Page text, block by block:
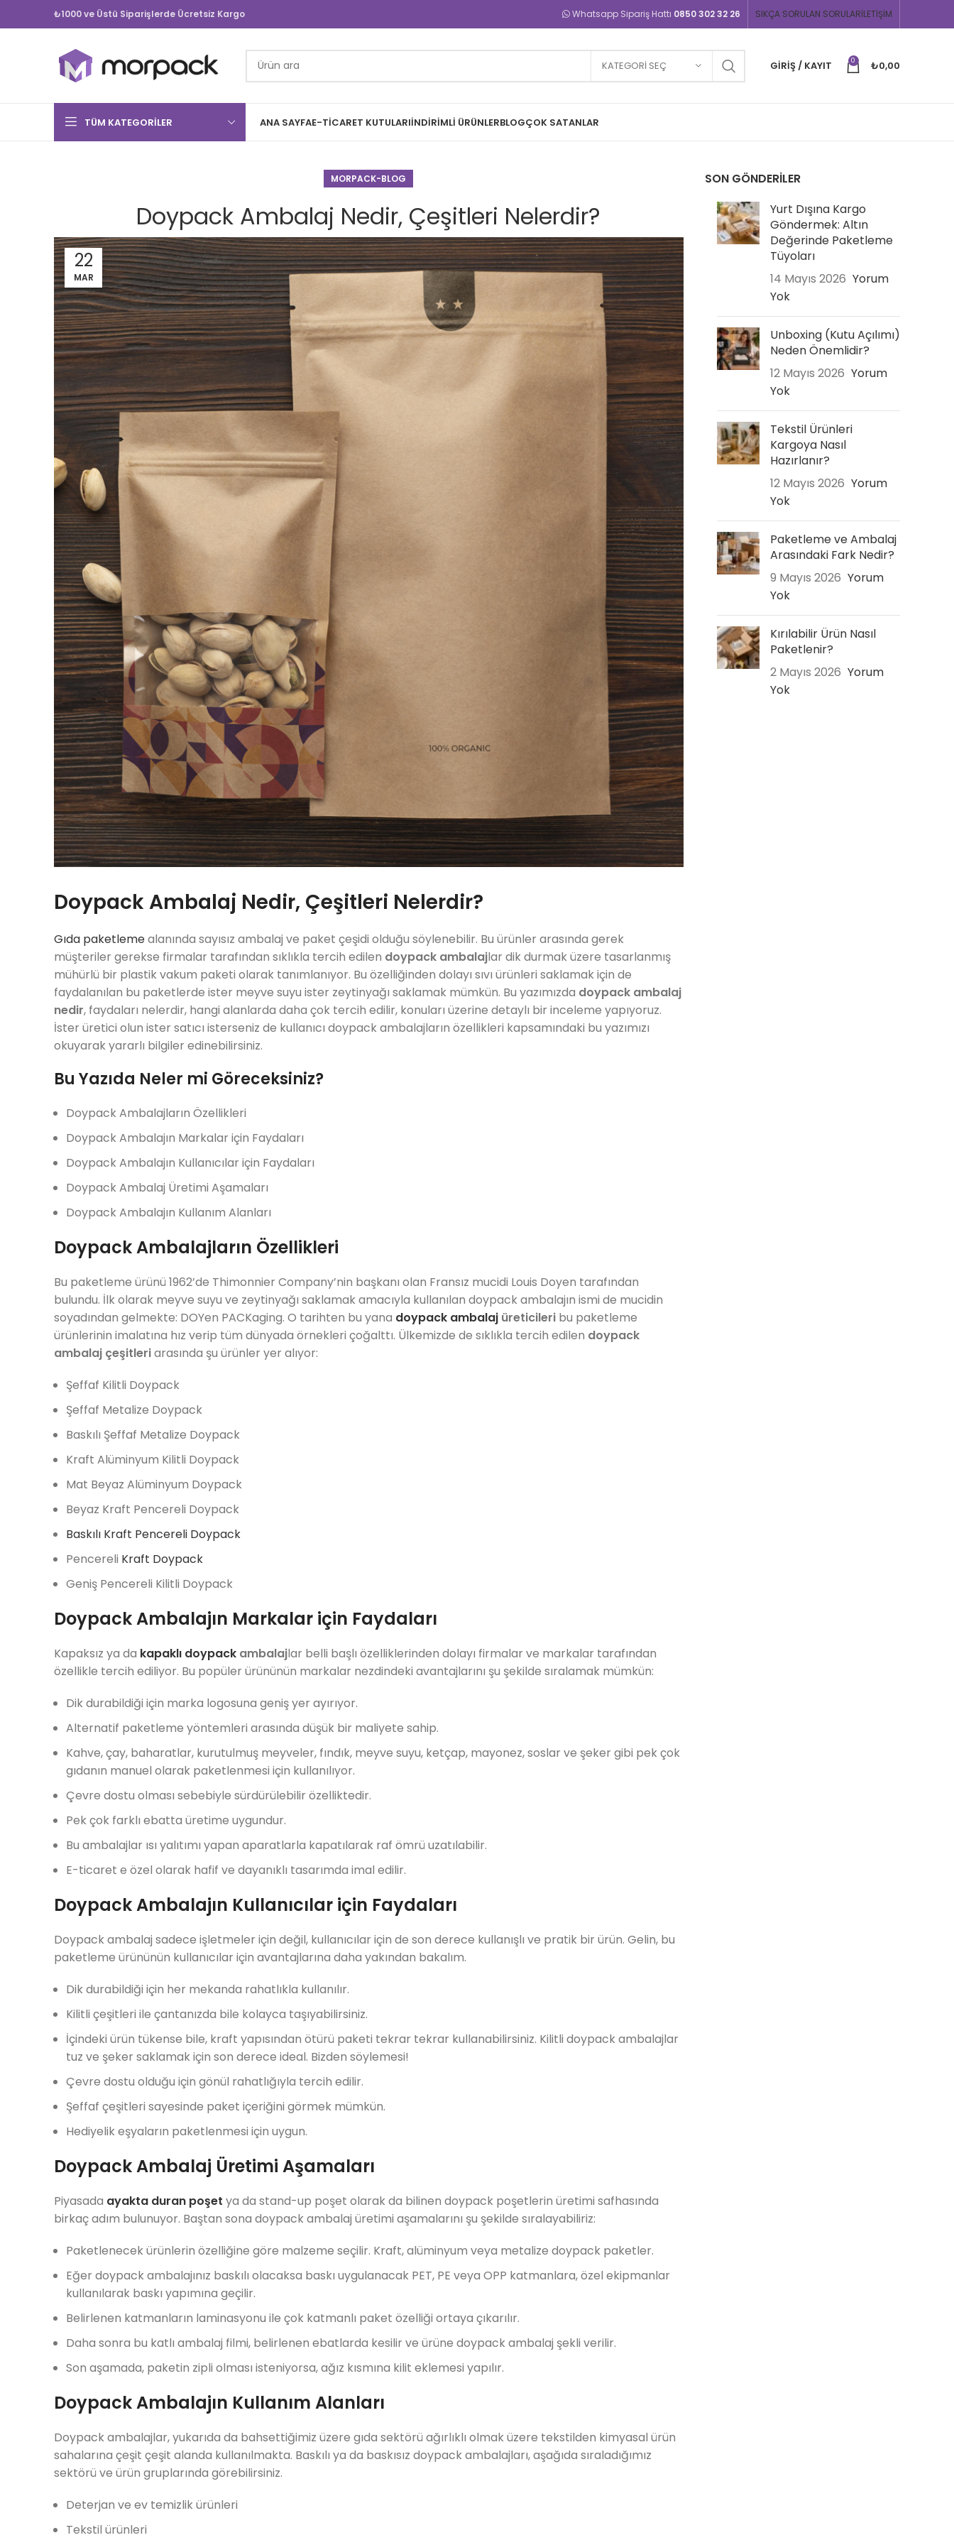
₺1000 ve Üstü Siparişlerde Ücretsiz Kargo Whatsapp Sipariş Hattı 0850 302 32 26 SIKÇA SORULAN SORULARİLETIŞIM
KATEGORI SEÇ GIRIŞ / KAYIT 0 ₺0,00
TÜM KATEGORILER ANA SAYFAE-TICARET KUTULARIİNDIRIMLI ÜRÜNLERBLOGÇOK SATANLAR
MORPACK-BLOG
Doypack Ambalaj Nedir, Çeşitleri Nelerdir?
22
MAR
Doypack Ambalaj Nedir, Çeşitleri Nelerdir?
Gıda paketlemealanında sayısız ambalaj ve paket çeşidi olduğu söylenebilir. Bu ürünler arasında gerek
müşteriler gerekse firmalar tarafından sıklıkla tercih edilen doypack ambalajlar dik durmak üzere tasarlanmış
mühürlü bir plastik vakum paketi olarak tanımlanıyor. Bu özelliğinden dolayı sıvı ürünleri saklamak için de
faydalanılan bu paketlerde ister meyve suyu ister zeytinyağı saklamak mümkün. Bu yazımızda doypack ambalaj
nedir, faydaları nelerdir, hangi alanlarda daha çok tercih edilir, konuları üzerine detaylı bir inceleme yapıyoruz.
İster üretici olun ister satıcı isterseniz de kullanıcı doypack ambalajların özellikleri kapsamındaki bu yazımızı
okuyarak yararlı bilgiler edinebilirsiniz.
Bu Yazıda Neler mi Göreceksiniz?
Doypack Ambalajların Özellikleri
Doypack Ambalajın Markalar için Faydaları
Doypack Ambalajın Kullanıcılar için Faydaları
Doypack Ambalaj Üretimi Aşamaları
Doypack Ambalajın Kullanım Alanları
Doypack Ambalajların Özellikleri
Bu paketleme ürünü 1962’de Thimonnier Company’nin başkanı olan Fransız mucidi Louis Doyen tarafından
bulundu. İlk olarak meyve suyu ve zeytinyağı saklamak amacıyla kullanılan doypack ambalajın ismi de mucidin
soyadından gelmekte: DOYen PACKaging. O tarihten bu yana doypack ambalaj üreticileri bu paketleme
ürünlerinin imalatına hız verip tüm dünyada örnekleri çoğalttı. Ülkemizde de sıklıkla tercih edilen doypack
ambalaj çeşitleriarasında şu ürünler yer alıyor:
Şeffaf Kilitli Doypack
Şeffaf Metalize Doypack
Baskılı Şeffaf Metalize Doypack
Kraft Alüminyum Kilitli Doypack
Mat Beyaz Alüminyum Doypack
Beyaz Kraft Pencereli Doypack
Baskılı Kraft Pencereli Doypack
Pencereli Kraft Doypack
Geniş Pencereli Kilitli Doypack
Doypack Ambalajın Markalar için Faydaları
Kapaksız ya da kapaklı doypack ambalajlar belli başlı özelliklerinden dolayı firmalar ve markalar tarafından
özellikle tercih ediliyor. Bu popüler ürününün markalar nezdindeki avantajlarını şu şekilde sıralamak mümkün:
Dik durabildiği için marka logosuna geniş yer ayırıyor.
Alternatif paketleme yöntemleri arasında düşük bir maliyete sahip.
Kahve, çay, baharatlar, kurutulmuş meyveler, fındık, meyve suyu, ketçap, mayonez, soslar ve şeker gibi pek çok
gıdanın manuel olarak paketlenmesi için kullanılıyor.
Çevre dostu olması sebebiyle sürdürülebilir özelliktedir.
Pek çok farklı ebatta üretime uygundur.
Bu ambalajlar ısı yalıtımı yapan aparatlarla kapatılarak raf ömrü uzatılabilir.
E-ticaret e özel olarak hafif ve dayanıklı tasarımda imal edilir.
Doypack Ambalajın Kullanıcılar için Faydaları
Doypack ambalaj sadece işletmeler için değil, kullanıcılar için de son derece kullanışlı ve pratik bir ürün. Gelin, bu
paketleme ürününün kullanıcılar için avantajlarına daha yakından bakalım.
Dik durabildiği için her mekanda rahatlıkla kullanılır.
Kilitli çeşitleri ile çantanızda bile kolayca taşıyabilirsiniz.
İçindeki ürün tükense bile, kraft yapısından ötürü paketi tekrar tekrar kullanabilirsiniz. Kilitli doypack ambalajlar
tuz ve şeker saklamak için son derece ideal. Bizden söylemesi!
Çevre dostu olduğu için gönül rahatlığıyla tercih edilir.
Şeffaf çeşitleri sayesinde paket içeriğini görmek mümkün.
Hediyelik eşyaların paketlenmesi için uygun.
Doypack Ambalaj Üretimi Aşamaları
Piyasada ayakta duran poşet ya da stand-up poşet olarak da bilinen doypack poşetlerin üretimi safhasında
birkaç adım bulunuyor. Baştan sona doypack ambalaj üretimi aşamalarını şu şekilde sıralayabiliriz:
Paketlenecek ürünlerin özelliğine göre malzeme seçilir. Kraft, alüminyum veya metalize doypack paketler.
Eğer doypack ambalajınız baskılı olacaksa baskı uygulanacak PET, PE veya OPP katmanlara, özel ekipmanlar
kullanılarak baskı yapımına geçilir.
Belirlenen katmanların laminasyonu ile çok katmanlı paket özelliği ortaya çıkarılır.
Daha sonra bu katlı ambalaj filmi, belirlenen ebatlarda kesilir ve ürüne doypack ambalaj şekli verilir.
Son aşamada, paketin zipli olması isteniyorsa, ağız kısmına kilit eklemesi yapılır.
Doypack Ambalajın Kullanım Alanları
Doypack ambalajlar, yukarıda da bahsettiğimiz üzere gıda sektörü ağırlıklı olmak üzere tekstilden kimyasal ürün
sahalarına çeşit çeşit alanda kullanılmakta. Baskılı ya da baskısız doypack ambalajları, aşağıda sıraladığımız
sektörü ve ürün gruplarında görebilirsiniz.
Deterjan ve ev temizlik ürünleri
Tekstil ürünleri
SON GÖNDERILER
Yurt Dışına Kargo
Göndermek: Altın
Değerinde Paketleme
Tüyoları
14 Mayıs 2026 Yorum
Yok
Unboxing (Kutu Açılımı)
Neden Önemlidir?
12 Mayıs 2026 Yorum
Yok
Tekstil Ürünleri
Kargoya Nasıl
Hazırlanır?
12 Mayıs 2026 Yorum
Yok
Paketleme ve Ambalaj
Arasındaki Fark Nedir?
9 Mayıs 2026 Yorum
Yok
Kırılabilir Ürün Nasıl
Paketlenir?
2 Mayıs 2026 Yorum
Yok